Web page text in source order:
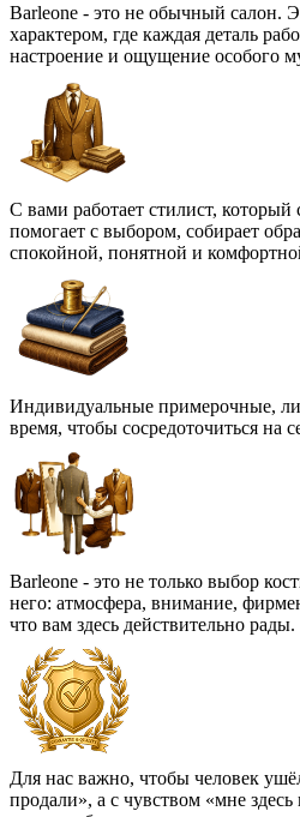
Barleone - это не обычный салон.
характером, где каждая деталь
настроение и ощущение особого
С вами работает стилист, который
помогает с выбором, собирает
спокойной, понятной и
Индивидуальные примерочные,
время, чтобы сосредоточиться на
Barleone - это не только выбор
него: атмосфера, внимание,
что вам здесь действительно рады.
Для нас важно, чтобы человек
продали», а с чувством «мне